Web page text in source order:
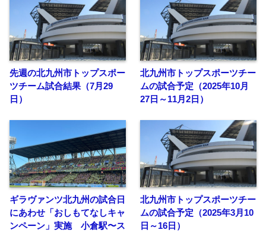
先週の北九州市トップスポー
ツチーム試合結果（7月29
日）
北九州市トップスポーツチー
ムの試合予定（2025年10月
27日～11月2日）
ギラヴァンツ北九州の試合日
にあわせ「おしもてなしキャ
ンペーン」実施 小倉駅〜ス
北九州市トップスポーツチー
ムの試合予定（2025年3月10
日～16日）